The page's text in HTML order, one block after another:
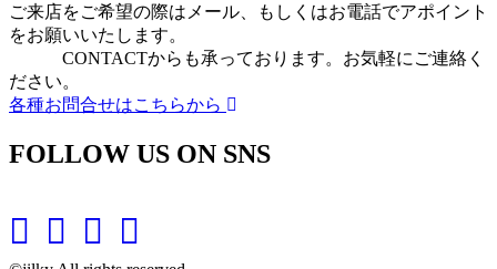
ご来店をご希望の際はメール、もしくはお電話でアポイント
をお願いいたします。
CONTACTからも承っております。お気軽にご連絡く
ださい。
各種お問合せはこちらから
FOLLOW US ON SNS